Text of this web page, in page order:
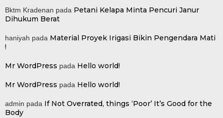
Bktm Kradenan pada Petani Kelapa Minta Pencuri Janur
Dihukum Berat
haniyah pada Material Proyek Irigasi Bikin Pengendara Mati
!
Mr WordPress pada Hello world!
Mr WordPress pada Hello world!
admin pada If Not Overrated, things ‘Poor’ It’s Good for the
Body